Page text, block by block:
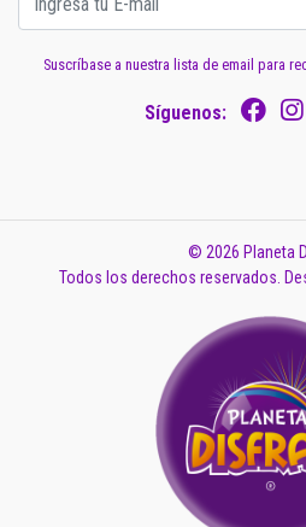
Suscríbase a nuestra lista de email para
Síguenos:
© 2026 Planeta
Todos los derechos reservados.